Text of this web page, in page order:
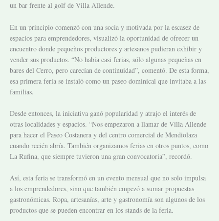
un bar frente al golf de Villa Allende.
En un principio comenzó con una socia y motivada por la escasez de
espacios para emprendedores, visualizó la oportunidad de ofrecer un
encuentro donde pequeños productores y artesanos pudieran exhibir y
vender sus productos. “No había casi ferias, sólo algunas pequeñas en
bares del Cerro, pero carecían de continuidad”, comentó. De esta forma,
esa primera feria se instaló como un paseo dominical que invitaba a las
familias.
Desde entonces, la iniciativa ganó popularidad y atrajo el interés de
otras localidades y espacios. “Nos empezaron a llamar de Villa Allende
para hacer el Paseo Costanera y del centro comercial de Mendiolaza
cuando recién abría. También organizamos ferias en otros puntos, como
La Rufina, que siempre tuvieron una gran convocatoria”, recordó.
Así, esta feria se transformó en un evento mensual que no solo impulsa
a los emprendedores, sino que también empezó a sumar propuestas
gastronómicas. Ropa, artesanías, arte y gastronomía son algunos de los
productos que se pueden encontrar en los stands de la feria.